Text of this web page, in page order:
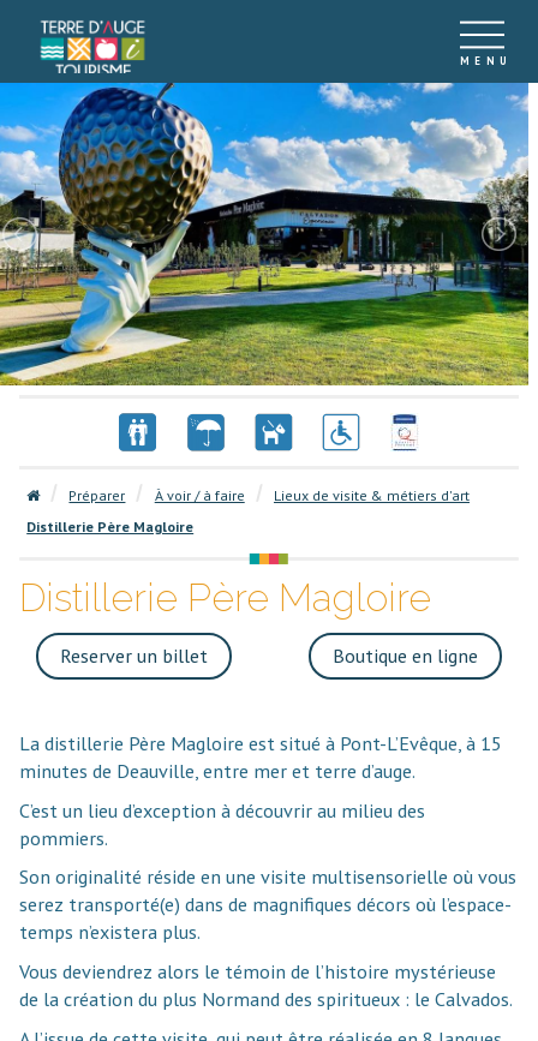
Préparer À voir / à faire
Lieux de visite & métiers d'art
Distillerie Père Magloire
Distillerie Père Magloire
Reserver un billet Boutique en ligne
La distillerie Père Magloire est situé à Pont-L’Evêque, à 15
minutes de Deauville, entre mer et terre d’auge.
C’est un lieu d’exception à découvrir au milieu des
pommiers.
Son originalité réside en une visite multisensorielle où vous
serez transporté(e) dans de magnifiques décors où l’espace-
temps n’existera plus.
Vous deviendrez alors le témoin de l’histoire mystérieuse
de la création du plus Normand des spiritueux : le Calvados.